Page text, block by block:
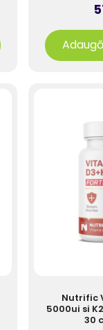
Nutrific
5000ui si
30